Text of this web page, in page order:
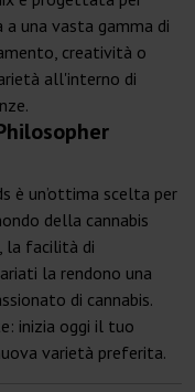
una vasta gamma di
creatività o
all'interno di
è un’ottima scelta per
della cannabis
la facilità di
la rendono una
di cannabis.
inizia oggi il tuo
varietà preferita.